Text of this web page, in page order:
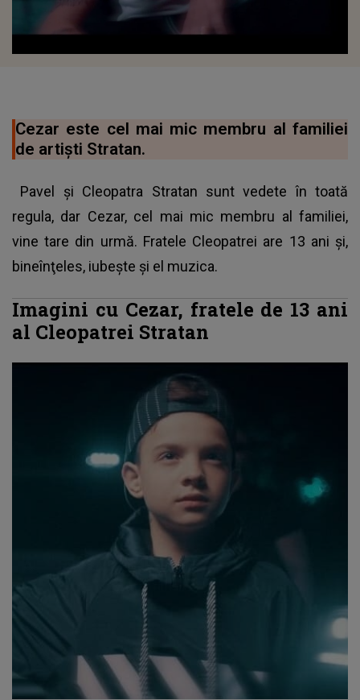
Cezar este cel mai mic membru al familiei
de artişti Stratan.
Pavel şi Cleopatra Stratan sunt vedete în toată
regula, dar Cezar, cel mai mic membru al familiei,
vine tare din urmă. Fratele Cleopatrei are 13 ani şi,
bineînţeles, iubeşte şi el muzica.
Imagini cu Cezar, fratele de 13 ani
al Cleopatrei Stratan